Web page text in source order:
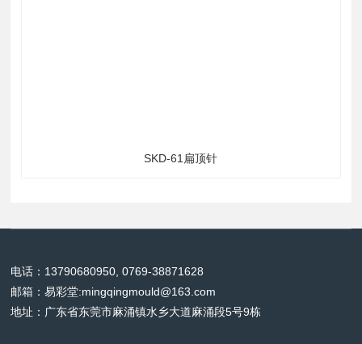
SKD-61扁顶针
电话：13790680950, 0769-38871628
邮箱：易彩堂:mingqingmould@163.com
地址：广东省东莞市麻涌镇水乡大道麻涌段5号9栋